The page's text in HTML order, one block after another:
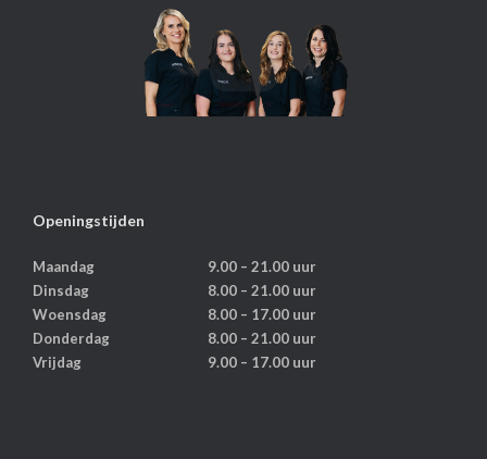
Openingstijden
Maandag
9.00 – 21.00 uur
Dinsdag
8.00 – 21.00 uur
Woensdag
8.00 – 17.00 uur
Donderdag
8.00 – 21.00 uur
Vrijdag
9.00 – 17.00 uur